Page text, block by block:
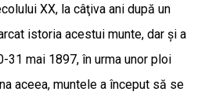
XX, la câţiva ani după un
istoria acestui munte, dar şi a
31 mai 1897, în urma unor ploi
aceea, muntele a început să se